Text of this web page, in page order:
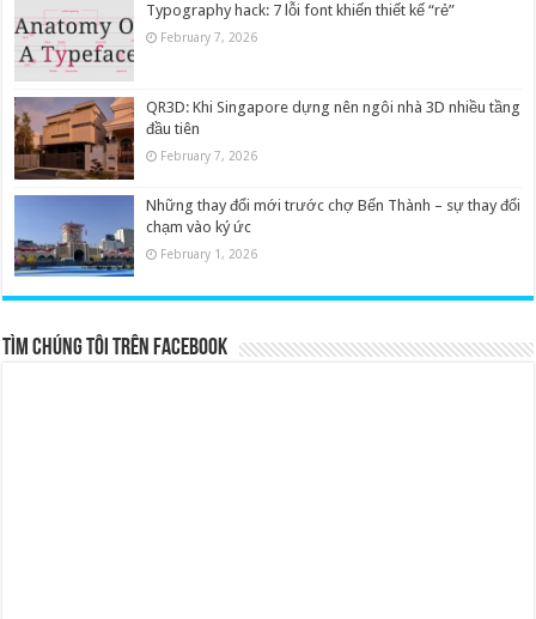
Typography hack: 7 lỗi font khiến thiết kế “rẻ”
February 7, 2026
QR3D: Khi Singapore dựng nên ngôi nhà 3D nhiều tầng
đầu tiên
February 7, 2026
Những thay đổi mới trước chợ Bến Thành – sự thay đổi
chạm vào ký ức
February 1, 2026
Tìm chúng tôi trên Facebook